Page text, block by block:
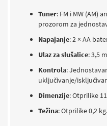
Tuner: FM i MW (AM)
prozorom za
Napajanje:2 × AA
Ulaz za slušalice:3,5
Kontrola:
uključivanje/
Dimenzije:Otprilike
Težina:Otprilike 0,2 kg.